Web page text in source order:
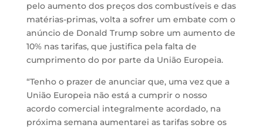
pelo aumento dos preços dos combustíveis e das
matérias-primas, volta a sofrer um embate com o
anúncio de Donald Trump sobre um aumento de
10% nas tarifas, que justifica pela falta de
cumprimento do por parte da União Europeia.
“Tenho o prazer de anunciar que, uma vez que a
União Europeia não está a cumprir o nosso
acordo comercial integralmente acordado, na
próxima semana aumentarei as tarifas sobre os